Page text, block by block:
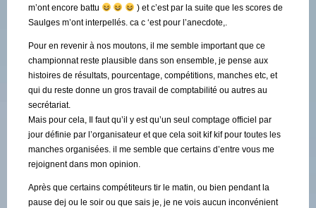
m’ont encore battu
) et c’est par la suite que les scores de
Saulges m’ont interpellés. ca c ‘est pour l’anecdote,.
Pour en revenir à nos moutons, il me semble important que ce
championnat reste plausible dans son ensemble, je pense aux
histoires de résultats, pourcentage, compétitions, manches etc, et
qui du reste donne un gros travail de comptabilité ou autres au
secrétariat.
Mais pour cela, Il faut qu’il y est qu’un seul comptage officiel par
jour définie par l’organisateur et que cela soit kif kif pour toutes les
manches organisées. il me semble que certains d’entre vous me
rejoignent dans mon opinion.
Après que certains compétiteurs tir le matin, ou bien pendant la
pause dej ou le soir ou que sais je, je ne vois aucun inconvénient